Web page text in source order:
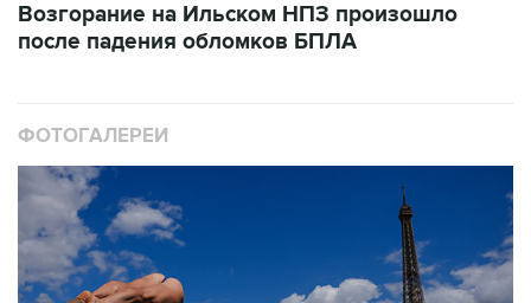
Возгорание на Ильском НПЗ произошло
после падения обломков БПЛА
ФОТОГАЛЕРЕИ